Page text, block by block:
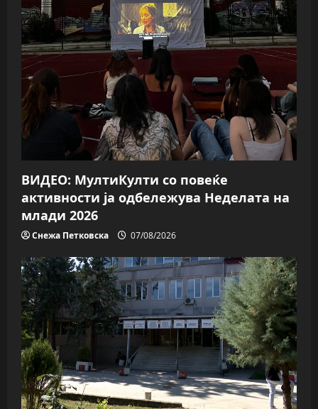
i
g
a
t
i
o
n
ВИДЕО: МултиКулти со повеќе
активности ја одбележува Неделата на
млади 2026
Снежа Петковска 07/08/2026